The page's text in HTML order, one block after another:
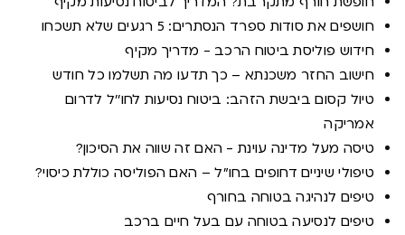
חושפים את סודות ספרד הנסתרים: 5 רגעים שלא תשכחו
חידוש פוליסת ביטוח הרכב - מדריך מקיף
חישוב החזר משכנתא – כך תדעו מה תשלמו כל חודש
טיול קסום ביבשת הזהב: ביטוח נסיעות לחו''ל לדרום
אמריקה
טיסה מעל מדינה עוינת - האם זה שווה את הסיכון?
טיפולי שיניים דחופים בחו"ל – האם הפוליסה כוללת כיסוי?
טיפים לנהיגה בטוחה בחורף
טיפים לנסיעה בטוחה עם בעל חיים ברכב